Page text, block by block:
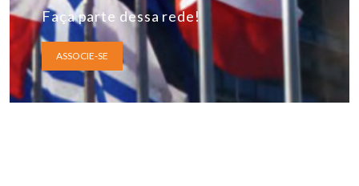
Faça parte dessa rede!
ASSOCIE-SE